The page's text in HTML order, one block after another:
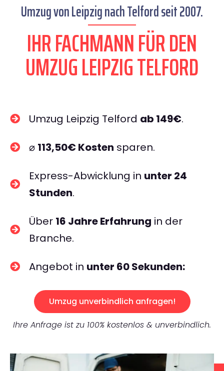
Umzug von Leipzig nach Telford seit 2007.
IHR FACHMANN FÜR DEN
UMZUG LEIPZIG TELFORD
Umzug Leipzig Telford ab 149€.
⌀ 113,50€ Kosten sparen.
Express-Abwicklung in unter 24
Stunden.
Über 16 Jahre Erfahrung in der
Branche.
Angebot in unter 60 Sekunden:
Umzug unverbindlich anfragen!
Ihre Anfrage ist zu 100% kostenlos & unverbindlich.